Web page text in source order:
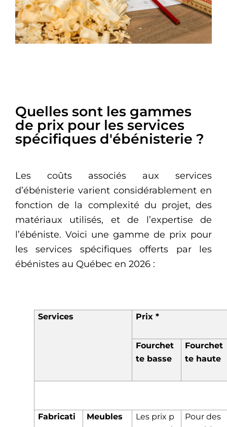
Quelles sont les gammes
de prix pour les services
spécifiques d'ébénisterie ?
Les coûts associés aux services
d’ébénisterie varient considérablement en
fonction de la complexité du projet, des
matériaux utilisés, et de l’expertise de
l’ébéniste. Voici une gamme de prix pour
les services spécifiques offerts par les
ébénistes au Québec en 2026 :
Services Prix *
Fourchet
te basse
Fourchet
te haute
Fabricati
Meubles
Les prix p
Pour des